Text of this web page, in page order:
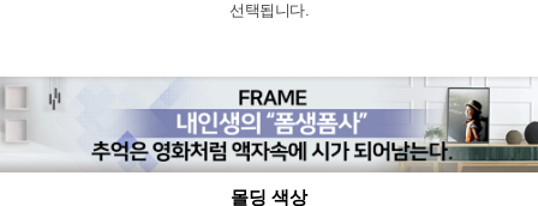
선택됩니다.
몰딩 색상